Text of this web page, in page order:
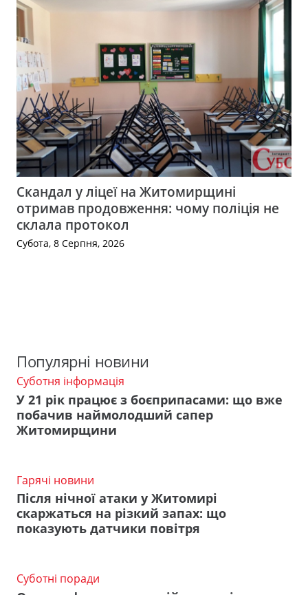
Скандал у ліцеї на Житомирщині
отримав продовження: чому поліція не
склала протокол
Субота, 8 Серпня, 2026
Популярні новини
Суботня інформація
У 21 рік працює з боєприпасами: що вже
побачив наймолодший сапер
Житомирщини
Гарячі новини
Після нічної атаки у Житомирі
скаржаться на різкий запах: що
показують датчики повітря
Суботні поради